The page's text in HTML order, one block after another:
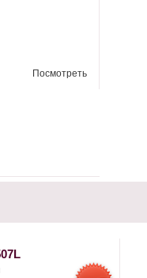
Посмотреть